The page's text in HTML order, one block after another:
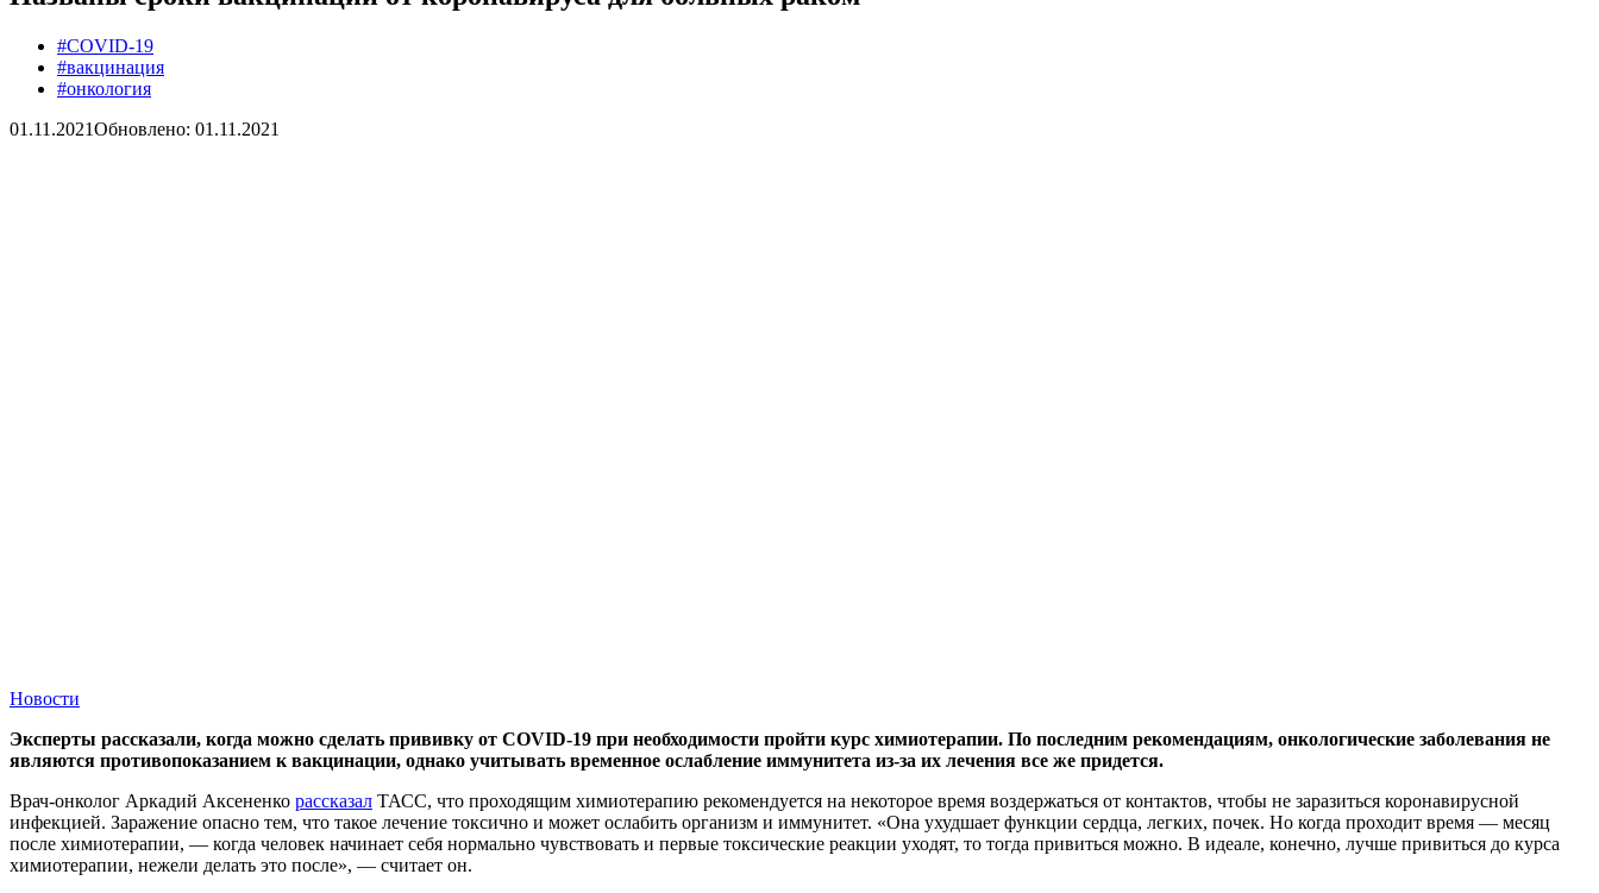
#COVID-19
#вакцинация
#онкология
01.11.2021Обновлено: 01.11.2021
Новости
Эксперты рассказали, когда можно сделать прививку от COVID-19 при необходимости пройти курс химиотерапии. По последним рекомендациям, онкологические заболевания не
являются противопоказанием к вакцинации, однако учитывать временное ослабление иммунитета из-за их лечения все же придется.
Врач-онколог Аркадий Аксененко рассказал ТАСС, что проходящим химиотерапию рекомендуется на некоторое время воздержаться от контактов, чтобы не заразиться коронавирусной
инфекцией. Заражение опасно тем, что такое лечение токсично и может ослабить организм и иммунитет. «Она ухудшает функции сердца, легких, почек. Но когда проходит время — месяц
после химиотерапии, — когда человек начинает себя нормально чувствовать и первые токсические реакции уходят, то тогда привиться можно. В идеале, конечно, лучше привиться до курса
химиотерапии, нежели делать это после», — считает он.